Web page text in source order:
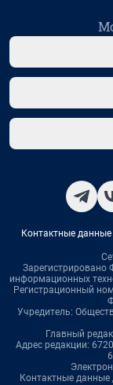
Контактные
Зарегистрировано
информационных
Регистрационный
Учредитель:
Главный
Адрес редакции:
Контактные данные